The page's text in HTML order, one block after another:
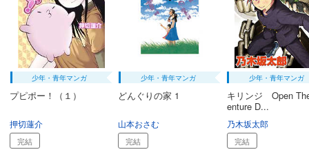
少年・青年マンガ
プピポー！（１）
押切蓮介
完結
少年・青年マンガ
どんぐりの家 1
山本おさむ
完結
少年・青年マンガ
キリンジ Open
enture D...
乃木坂太郎
完結